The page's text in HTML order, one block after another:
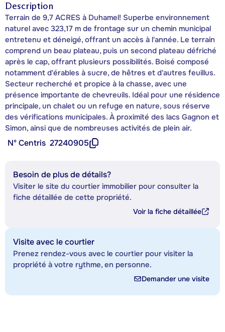
Description
Terrain de 9,7 ACRES à Duhamel! Superbe environnement
naturel avec 323,17 m de frontage sur un chemin municipal
entretenu et déneigé, offrant un accès à l'année. Le terrain
comprend un beau plateau, puis un second plateau défriché
après le cap, offrant plusieurs possibilités. Boisé composé
notamment d'érables à sucre, de hêtres et d'autres feuillus.
Secteur recherché et propice à la chasse, avec une
présence importante de chevreuils. Idéal pour une résidence
principale, un chalet ou un refuge en nature, sous réserve
des vérifications municipales. À proximité des lacs Gagnon et
Simon, ainsi que de nombreuses activités de plein air.
Nº Centris 27240905
Besoin de plus de détails?
Visiter le site du courtier immobilier pour consulter la
fiche détaillée de cette propriété.
Voir la fiche détaillée
Visite avec le courtier
Prenez rendez-vous avec le courtier pour visiter la
propriété à votre rythme, en personne.
Demander une visite